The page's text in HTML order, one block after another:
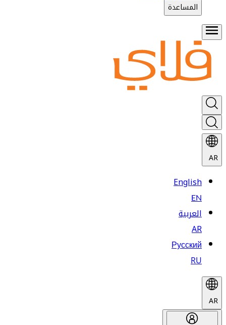
المساعدة
AR
English
EN
العربية
AR
Русский
RU
AR